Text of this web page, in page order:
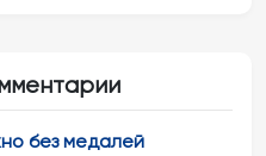
без медалей